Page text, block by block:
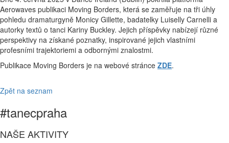
Aerowaves publikaci Moving Borders, která se zaměřuje na tři úhly
pohledu dramaturgyně Monicy Gillette, badatelky Luiselly Carnelli a
autorky textů o tanci Kariny Buckley. Jejich příspěvky nabízejí různé
perspektivy na získané poznatky, inspirované jejich vlastními
profesními trajektoriemi a odbornými znalostmi.
Publikace Moving Borders je na webové stránce ZDE.
Zpět na seznam
#tanecpraha
NAŠE AKTIVITY